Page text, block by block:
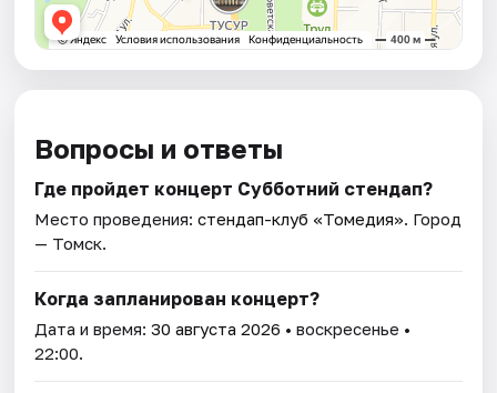
Вопросы и ответы
Где пройдет концерт Субботний стендап?
Место проведения:стендап-клуб «Томедия». Город
— Томск.
Когда запланирован концерт?
Дата и время:30 августа 2026 • воскресенье •
22:00.